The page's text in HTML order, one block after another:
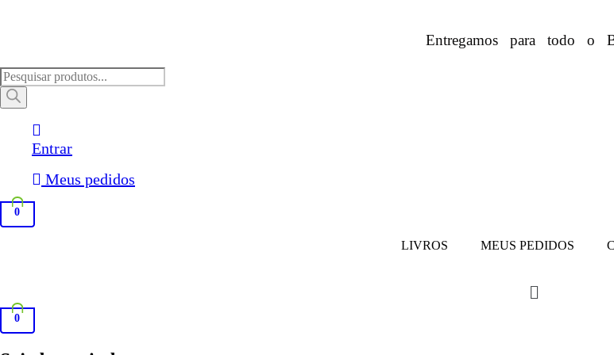
Entregamos para todo o
Pesquisar
produtos
Entrar
Meus pedidos
0
LIVROS MEUS PEDIDOS
0